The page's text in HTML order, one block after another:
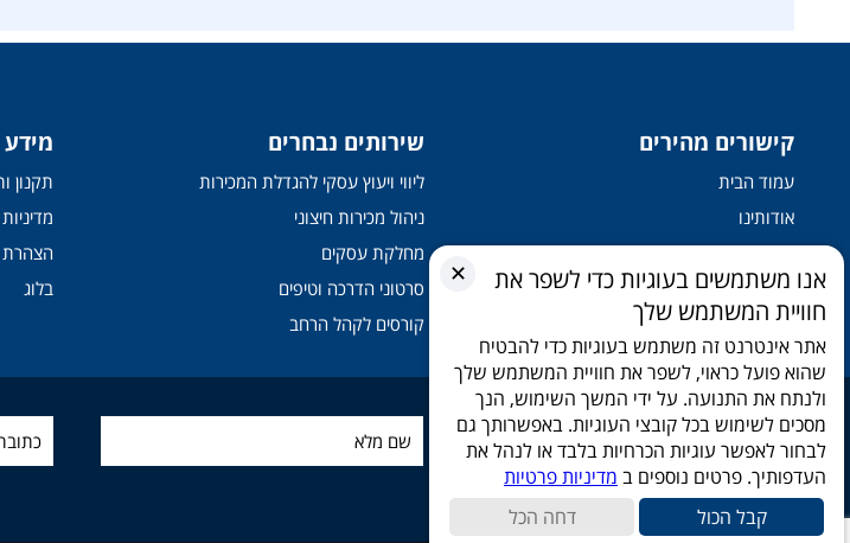
קישורים מהירים
עמוד הבית
אודותינו
בין לקוחותינו
קורסים והדרכות
שירותים
שירותים נבחרים
ליווי ויעוץ עסקי להגדלת המכירות
ניהול מכירות חיצוני
מחלקת עסקים
סרטוני הדרכה וטיפים
קורסים לקהל הרחב
תקנון
הצהרת
בלוג
הירשמו לניוזלטר שלנו
✕
אנו משתמשים בעוגיות כדי לשפר את
חוויית המשתמש שלך
אתר אינטרנט זה משתמש בעוגיות כדי להבטיח
שהוא פועל כראוי, לשפר את חוויית המשתמש שלך
ולנתח את התנועה. על ידי המשך השימוש, הנך
מסכים לשימוש בכל קובצי העוגיות. באפשרותך גם
לבחור לאפשר עוגיות הכרחיות בלבד או לנהל את
העדפותיך. פרטים נוספים ב מדיניות פרטיות
קבל הכול
דחה הכל